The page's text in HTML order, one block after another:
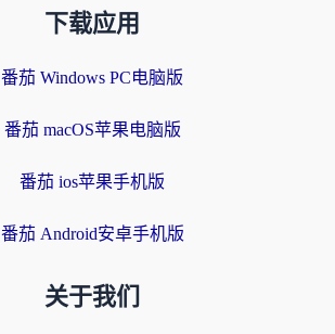
下载应用
番茄 Windows PC电脑版
番茄 macOS苹果电脑版
番茄 ios苹果手机版
番茄 Android安卓手机版
关于我们